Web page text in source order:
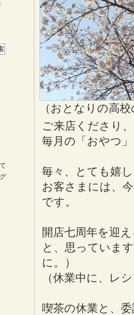
（おとなりの高
ご来店くださり
毎月の「おやつ
毎々、とても嬉
お客さまには、
です。
開店七周年を迎
と、思っていま
に。）
（休業中に、レ
喫茶の休業と、